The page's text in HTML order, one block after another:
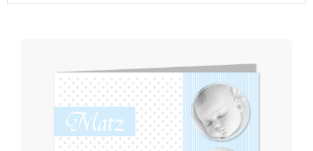
Cadeaubonnen
Doordruksets
Enveloppen